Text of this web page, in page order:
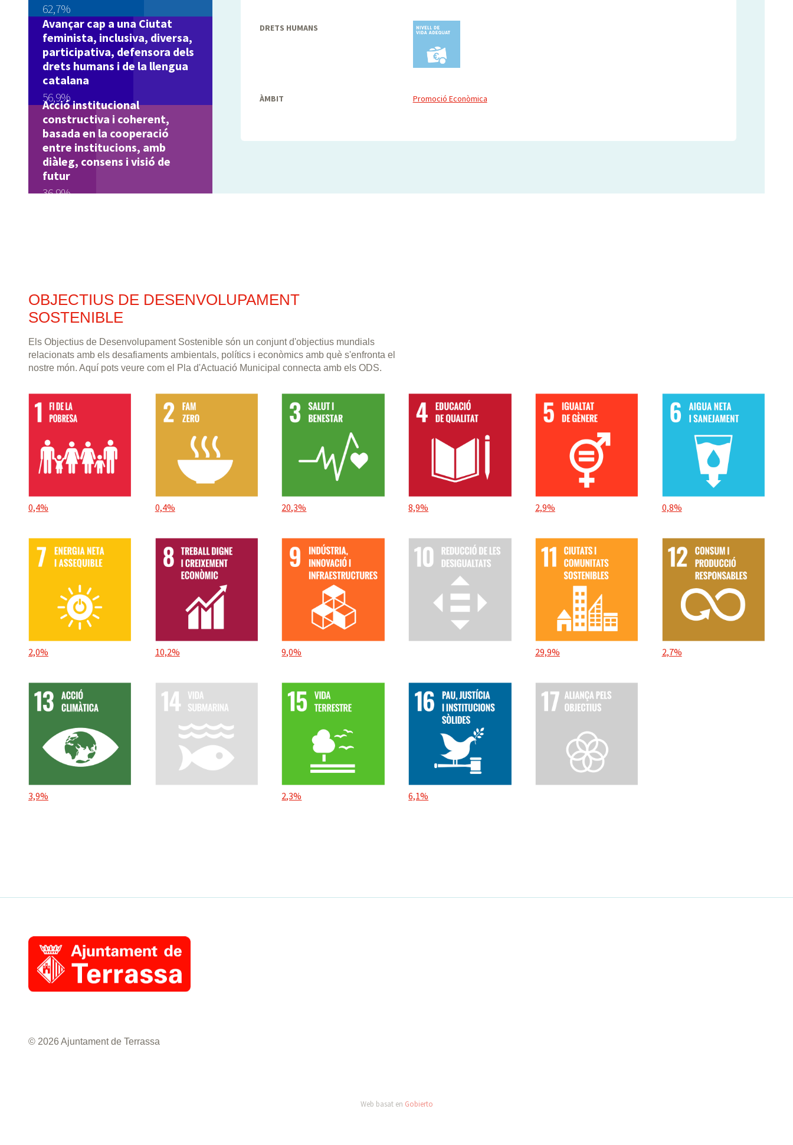
62,7%
Avançar cap a una Ciutat
feminista, inclusiva, diversa,
participativa, defensora dels
drets humans i de la llengua
catalana
56,9%
Acció institucional
constructiva i coherent,
basada en la cooperació
entre institucions, amb
diàleg, consens i visió de
futur
36,9%
DRETS HUMANS
Nivell de vida
ÀMBIT Promoció Econòmica
OBJECTIUS DE DESENVOLUPAMENT
SOSTENIBLE
Els Objectius de Desenvolupament Sostenible són un conjunt d'objectius mundials
relacionats amb els desafiaments ambientals, polítics i econòmics amb què s'enfronta el
nostre món. Aquí pots veure com el Pla d'Actuació Municipal connecta amb els ODS.
0,4% 0,4% 20,3% 8,9% 2,9% 0,8%
2,0% 10,2% 9,0% 29,9% 2,7%
3,9% 2,3% 6,1%
© 2026 Ajuntament de Terrassa
Web basat en Gobierto